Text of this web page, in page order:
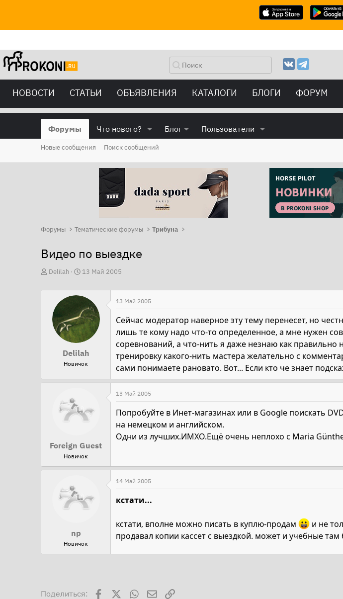
НОВОСТИ СТАТЬИ ОБЪЯВЛЕНИЯ КАТАЛОГИ БЛОГИ ФОРУМ
Форумы Что нового? Блог Пользователи
Новые сообщения Поиск сообщений
Форумы Тематические форумы Трибуна
Видео по выездке
А
Delilah
Д
т
а
н
а
ч
а
л
а
13 Май 2005
Delilah
Новичок
13 Май 2005
Сейчас модератор наверное эту тему перенесет, но
лишь те кому надо что-то определенное, а мне нужен
соревнований, а что-нить я даже незнаю как
тренировку какого-нить мастера желательно с
сами понимаете рановато. Вот... Если кто че знает
Foreign Guest
Новичок
13 Май 2005
Попробуйте в Инет-магазинах или в Google поискать
на немецком и английском.
Одни из лучших.ИМХО.Ещё очень неплохо с Maria
np
Новичок
14 Май 2005
кстати...
кстати, вполне можно писать в куплю-продам
и не
продавал копии кассет с выездкой. может и учебные там
Поделиться: FacebookWhatsAppЭлектронная почта
Ссылка